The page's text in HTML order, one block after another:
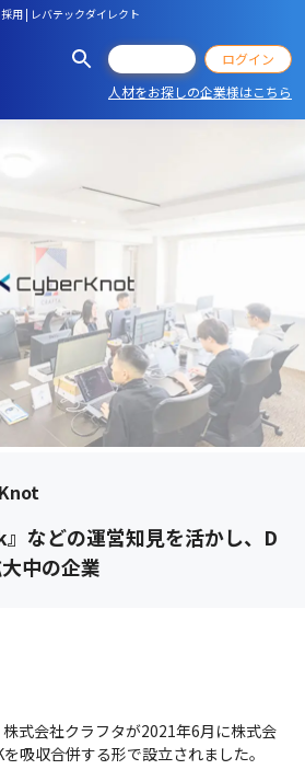
用 | レバテックダイレクト
ログイン
人材をお探しの企業様はこちら
などの運営知見を活かし、D
中の企業
式会社クラフタが2021年6月に株式会
吸収合併する形で設立されました。